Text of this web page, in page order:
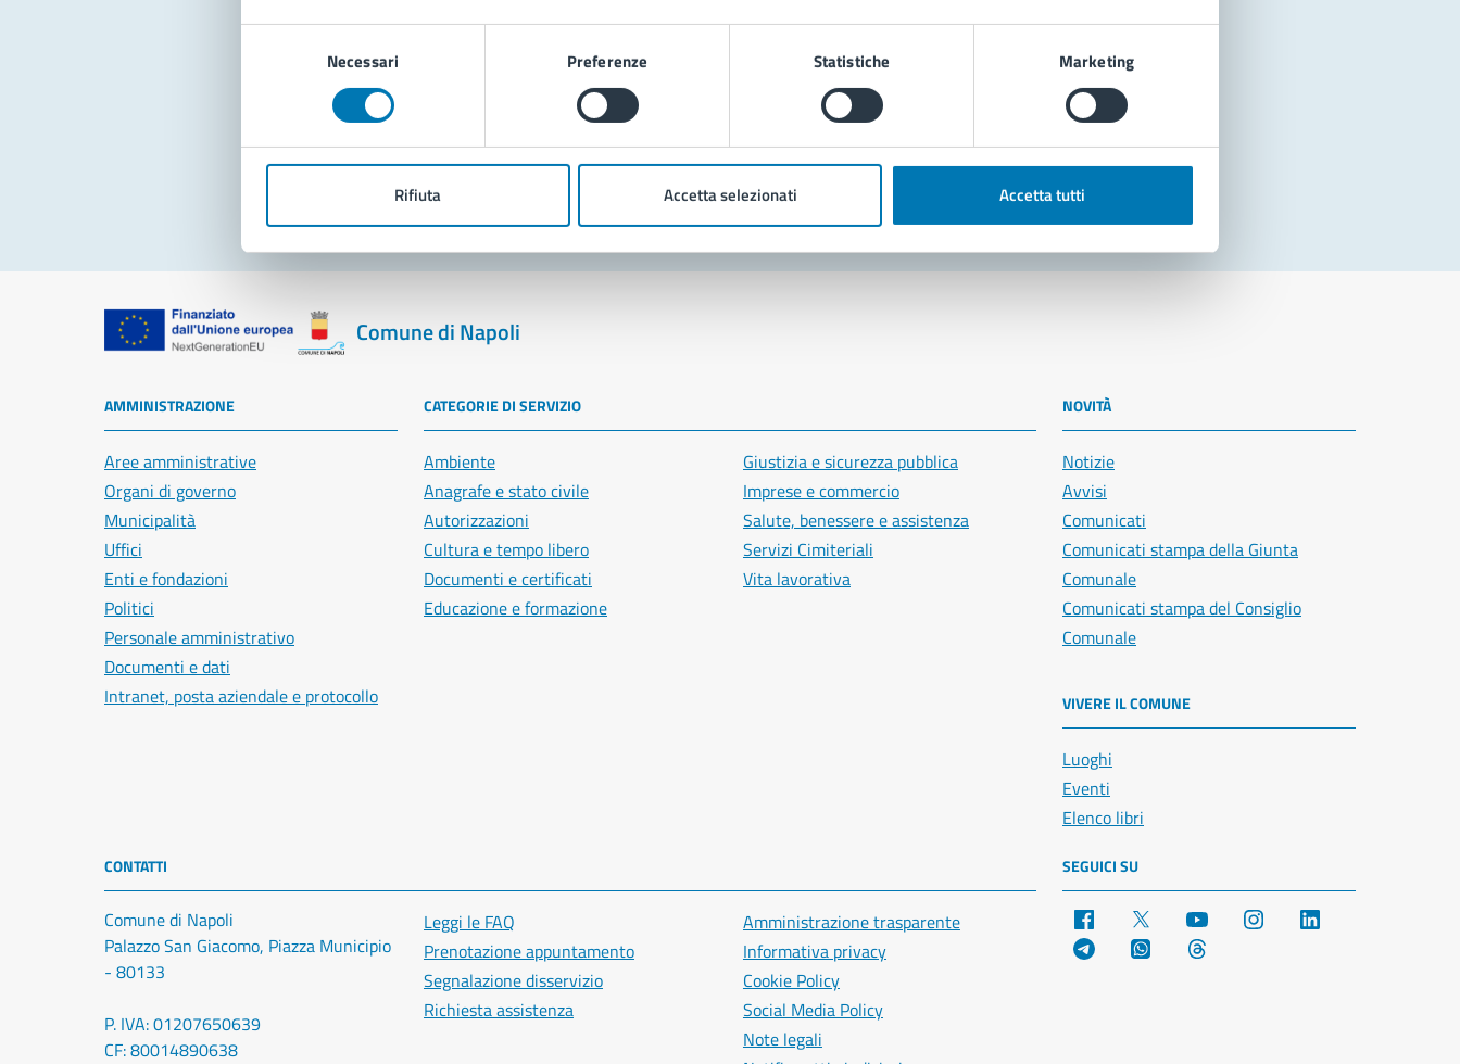
Necessari Preferenze Statistiche Marketing
Rifiuta Accetta selezionati Accetta tutti
Richiedi assistenza
Prenota appuntamento
Problemi in città
Comune di Napoli
AMMINISTRAZIONE
Aree amministrative
Organi di governo
Municipalità
Uffici
Enti e fondazioni
Politici
Personale amministrativo
Documenti e dati
Intranet, posta aziendale e protocollo
CATEGORIE DI SERVIZIO
Ambiente
Anagrafe e stato civile
Autorizzazioni
Cultura e tempo libero
Documenti e certificati
Educazione e formazione
Giustizia e sicurezza pubblica
Imprese e commercio
Salute, benessere e assistenza
Servizi Cimiteriali
Vita lavorativa
NOVITÀ
Notizie
Avvisi
Comunicati
Comunicati stampa della Giunta
Comunale
Comunicati stampa del Consiglio
Comunale
VIVERE IL COMUNE
Luoghi
Eventi
Elenco libri
CONTATTI
Comune di Napoli
Palazzo San Giacomo, Piazza Municipio
- 80133
P. IVA: 01207650639
CF: 80014890638
Leggi le FAQ
Prenotazione appuntamento
Segnalazione disservizio
Richiesta assistenza
Amministrazione trasparente
Informativa privacy
Cookie Policy
Social Media Policy
Note legali
SEGUICI SU
Facebook YouTube Instagram
Telegram WhatsApp